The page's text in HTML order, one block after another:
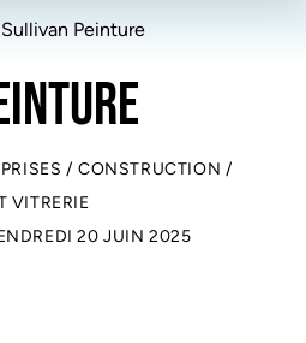
Sullivan Peinture
/ CONSTRUCTION /
VITRERIE
20 JUIN 2025